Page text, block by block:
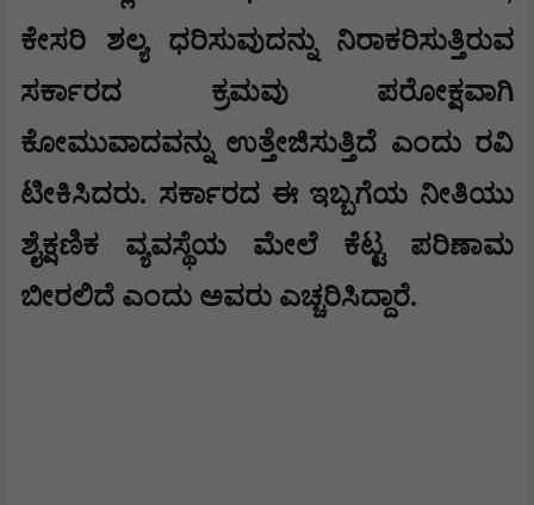
ಕೇಸರಿ ಶಲ್ಯ ಧರಿಸುವುದನ್ನು ನಿರಾಕರಿಸುತ್ತಿರುವ
ಸರ್ಕಾರದ ಕ್ರಮವು ಪರೋಕ್ಷವಾಗಿ
ಕೋಮುವಾದವನ್ನು ಉತ್ತೇಜಿಸುತ್ತಿದೆ ಎಂದು ರವಿ
ಟೀಕಿಸಿದರು. ಸರ್ಕಾರದ ಈ ಇಬ್ಬಗೆಯ ನೀತಿಯು
ಶೈಕ್ಷಣಿಕ ವ್ಯವಸ್ಥೆಯ ಮೇಲೆ ಕೆಟ್ಟ ಪರಿಣಾಮ
ಬೀರಲಿದೆ ಎಂದು ಅವರು ಎಚ್ಚರಿಸಿದ್ದಾರೆ.